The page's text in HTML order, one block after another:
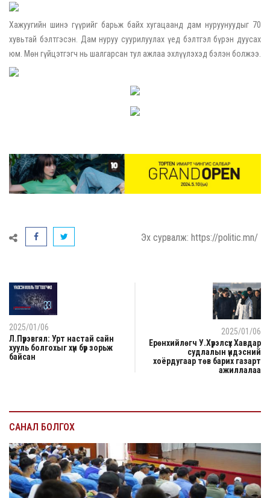
Хажуугийн шинэ гүүрийг барьж байх хугацаанд дам нуруунуудыг 70
хувьтай бэлтгэсэн. Дам нуруу суурилуулах үед бэлтгэл бүрэн дуусах
юм. Мөн гүйцэтгэгч нь шалгарсан тул ажлаа эхлүүлэхэд бэлэн болжээ.
Эх сурвалж: https://politic.mn/
2025/01/06
Л.Пүрэвгял: Урт настай сайн
хууль болгохыг хүн бүр зорьж
байсан
2025/01/06
Ерөнхийлөгч У.Хүрэлсүх Хавдар
судлалын үндэсний
хоёрдугаар төв барих газарт
ажиллалаа
САНАЛ БОЛГОХ